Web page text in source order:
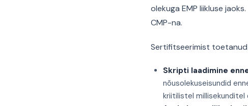
olekuga EMP liikluse
CMP-na.
Sertifitseerimist
Skripti laadimine
nõusolekuseisundid
kriitilistel millisekunditel